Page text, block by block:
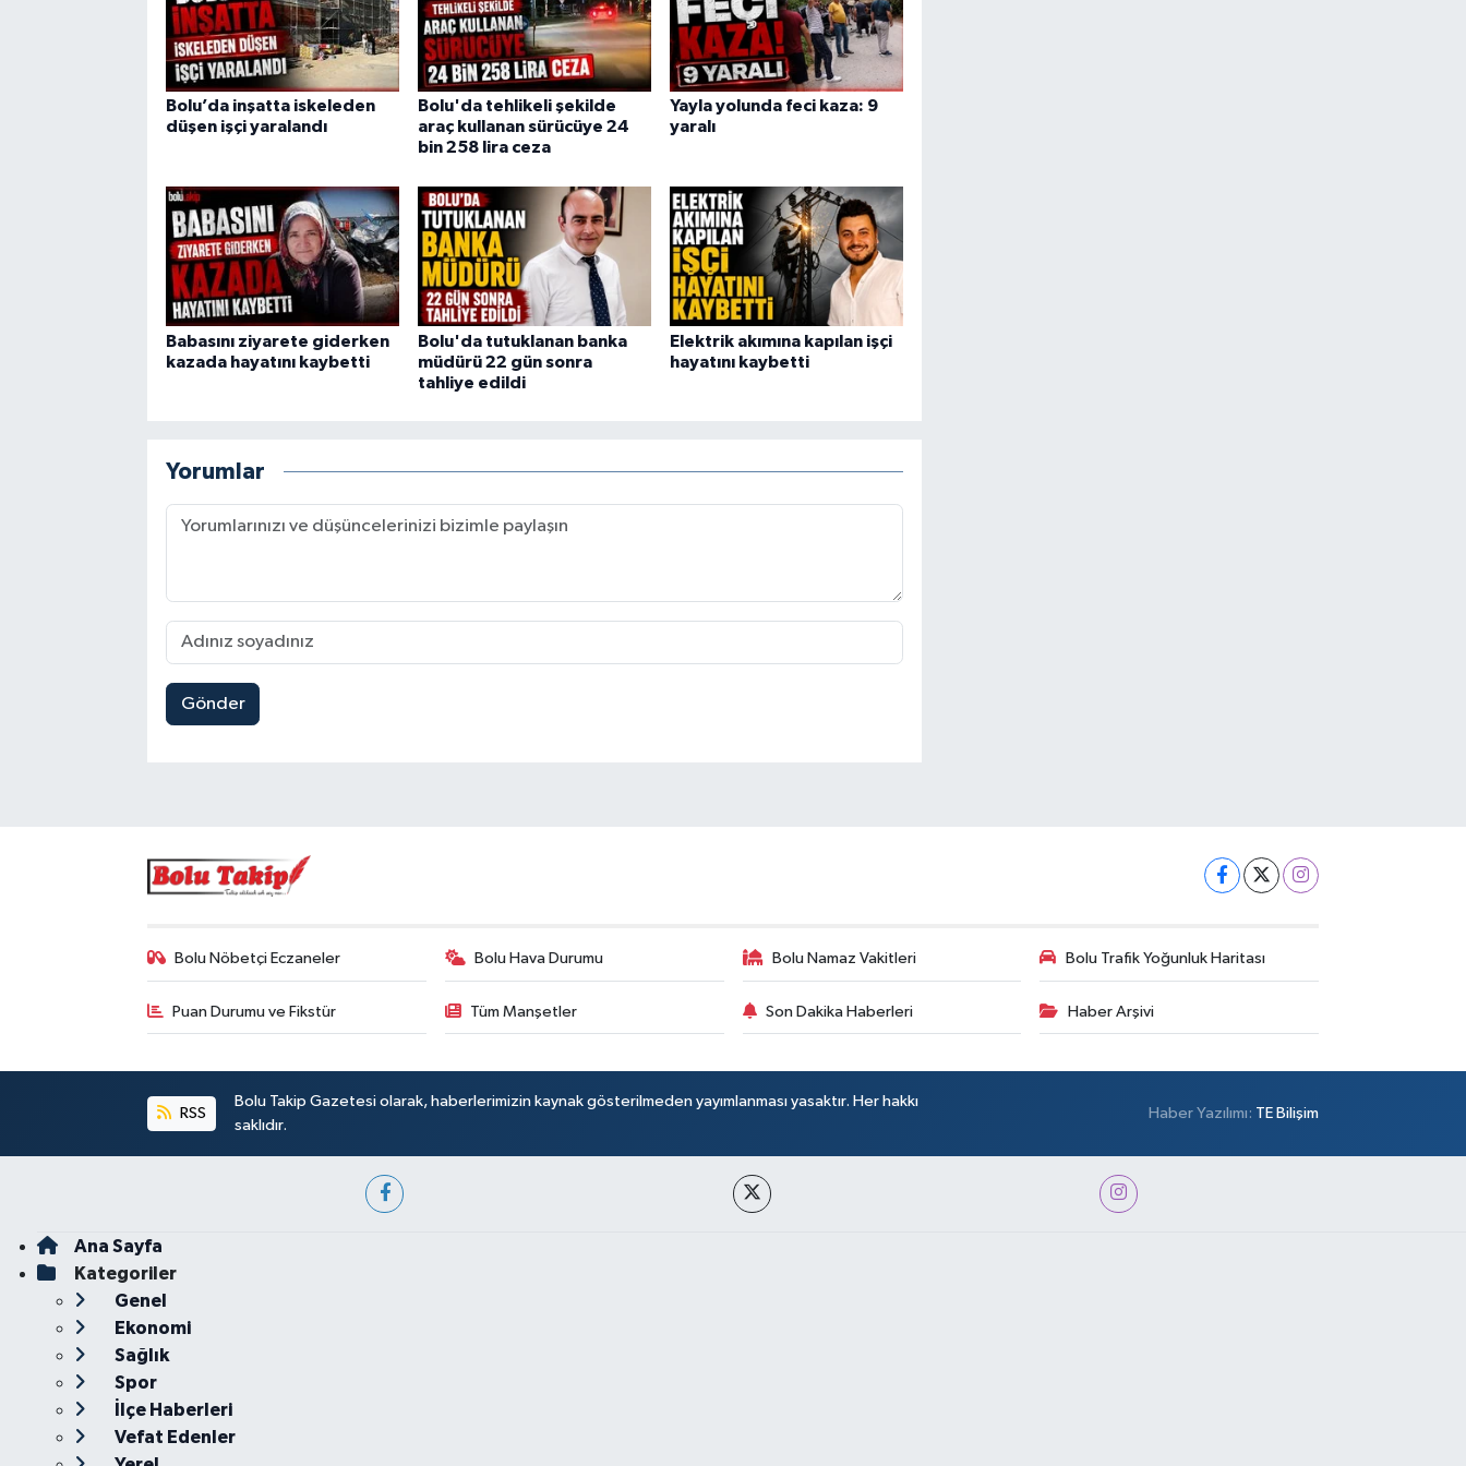
Bolu’da inşatta iskeleden
düşen işçi yaralandı
Bolu'da tehlikeli şekilde
araç kullanan sürücüye 24
bin 258 lira ceza
Yayla yolunda feci kaza: 9
yaralı
Babasını ziyarete giderken
kazada hayatını kaybetti
Bolu'da tutuklanan banka
müdürü 22 gün sonra
tahliye edildi
Elektrik akımına kapılan işçi
hayatını kaybetti
Yorumlar
Gönder
Bolu Nöbetçi Eczaneler Bolu Hava Durumu Bolu Namaz Vakitleri Bolu Trafik Yoğunluk Haritası
Puan Durumu ve Fikstür Tüm Manşetler Son Dakika Haberleri Haber Arşivi
RSS
Bolu Takip Gazetesi olarak, haberlerimizin kaynak gösterilmeden yayımlanması yasaktır. Her hakkı
saklıdır.
Haber Yazılımı: TE Bilişim
Ana Sayfa
Kategoriler
Genel
Ekonomi
Sağlık
Spor
İlçe Haberleri
Vefat Edenler